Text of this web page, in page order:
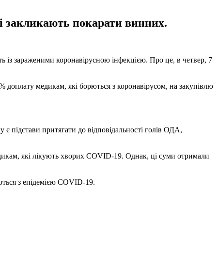
закликають покарати винних.
із зараженими коронавірусною інфекцією. Про це, в четвер, 7
доплату медикам, які борються з коронавірусом, на закупівлю
підстави притягати до відповідальності голів ОДА,
які лікують хворих COVID-19. Однак, ці суми отримали
з епідемією COVID-19.